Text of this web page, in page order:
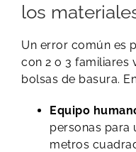
los
Un error común es
con 2 o 3 familiares
bolsas de basura.
Equipo
personas para
metros